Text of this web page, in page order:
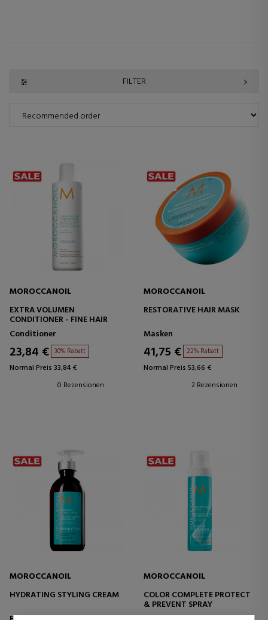
FILTER
MOROCCANOIL
EXTRA VOLUMEN
CONDITIONER - FINE HAIR
Conditioner
23,84 € 30% Rabatt
Normal Preis 33,84 €
0 Rezensionen
MOROCCANOIL
RESTORATIVE HAIR MASK
Masken
41,75 € 22% Rabatt
Normal Preis 53,66 €
2 Rezensionen
MOROCCANOIL
HYDRATING STYLING CREAM
MOROCCANOIL
COLOR COMPLETE PROTECT
& PREVENT SPRAY